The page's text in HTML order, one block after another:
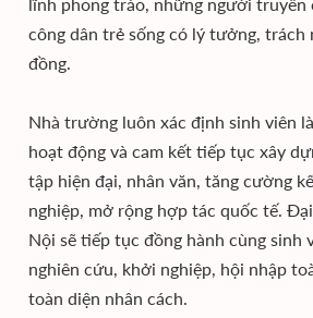
lĩnh phong trào, những người truyền
công dân trẻ sống có lý tưởng, trách
đồng.
Nhà trường luôn xác định sinh viên
hoạt động và cam kết tiếp tục xây
tập hiện đại, nhân văn, tăng cường
nghiệp, mở rộng hợp tác quốc tế.
Nội sẽ tiếp tục đồng hành cùng sinh
nghiên cứu, khởi nghiệp, hội nhập
toàn diện nhân cách.